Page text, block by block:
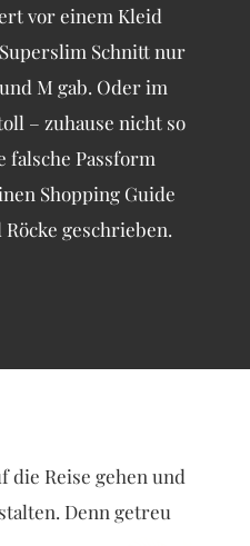
vor einem Kleid
Schnitt nur
M gab. Oder im
– zuhause nicht so
falsche Passform
Shopping Guide
geschrieben.
die Reise gehen und
Denn getreu